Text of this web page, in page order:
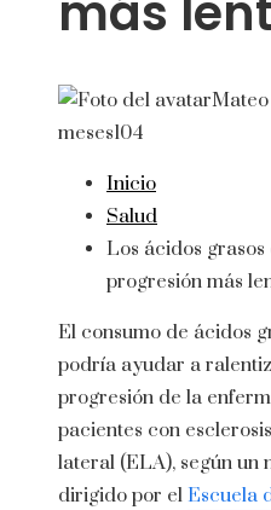
meses104
Inicio
Salud
Los ácidos
progresión más
El consumo de ácidos
podría ayudar a
progresión de la
pacientes con
lateral (ELA), según un
dirigido por el Escuela